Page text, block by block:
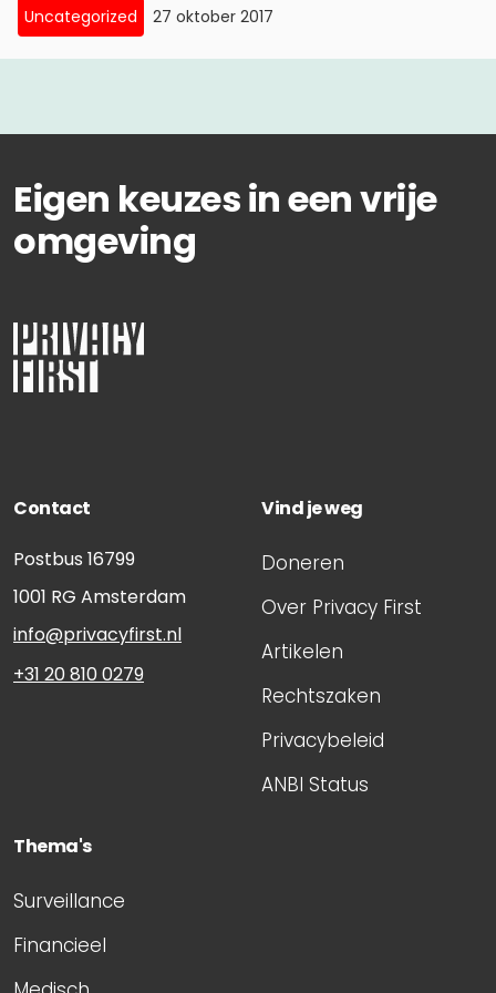
Uncategorized 27 oktober 2017
Eigen keuzes in een vrije
omgeving
Contact
Postbus 16799
1001 RG Amsterdam
info@privacyfirst.nl
+31 20 810 0279
Vind je weg
Doneren
Over Privacy First
Artikelen
Rechtszaken
Privacybeleid
ANBI Status
Thema's
Surveillance
Financieel